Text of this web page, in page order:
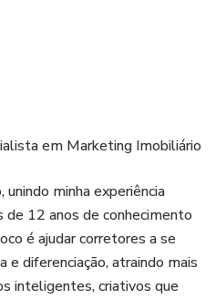
em Marketing Imobiliário
minha experiência
de 12 anos de conhecimento
é ajudar corretores a se
diferenciação, atraindo mais
inteligentes, criativos que